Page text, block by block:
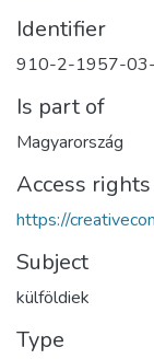
Identifier
910-2-1957-03-
Is part of
Magyarország
Access rights
https://
Subject
külföldiek
Type